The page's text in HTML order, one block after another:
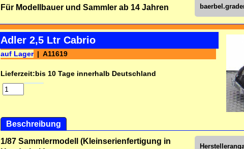
Für Modellbauer und Sammler ab 14 Jahren
Adler 2,5 Ltr Cabrio
auf Lager A11619
Lieferzeit:bis 10 Tage innerhalb Deutschland
Beschreibung
1/87 Sammlermodell (Kleinserienfertigung in